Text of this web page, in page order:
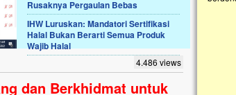
Rusaknya Pergaulan Bebas
IHW Luruskan: Mandatori Sertifikasi
Halal Bukan Berarti Semua Produk
Wajib Halal
4.486 views
dan Berkhidmat untuk
Lima Tahun Mangkrak, Masjid di
Pelosok ini Mengenaskan. Ayo Bantu.!!
Nasib masjid di Kampung Cilumbu ini sungguh
mengenaskan. Lima tahun mangkrak, kini nyaris
berlumut, dan menghitam terpapar panas dan